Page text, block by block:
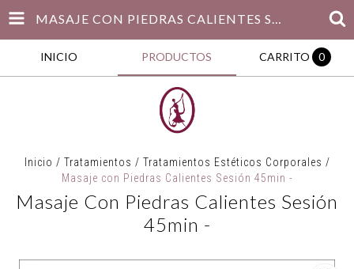
MASAJE CON PIEDRAS CALIENTES SESIÓN 45MIN -
INICIO PRODUCTOS CARRITO 0
Inicio / Tratamientos / Tratamientos Estéticos Corporales /
Masaje con Piedras Calientes Sesión 45min -
Masaje Con Piedras Calientes Sesión
45min -